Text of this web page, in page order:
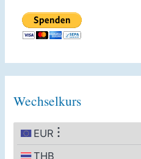
Wechselkurs